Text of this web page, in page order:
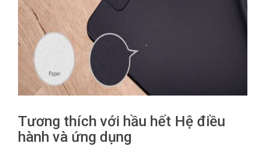
Tương thích với hầu hết Hệ điều
hành và ứng dụng